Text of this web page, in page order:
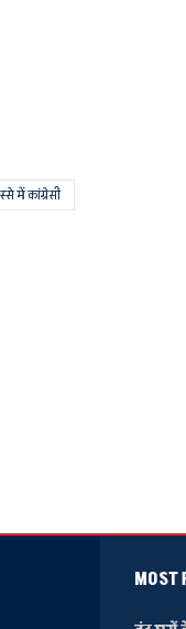
में कांग्रेसी
MOST